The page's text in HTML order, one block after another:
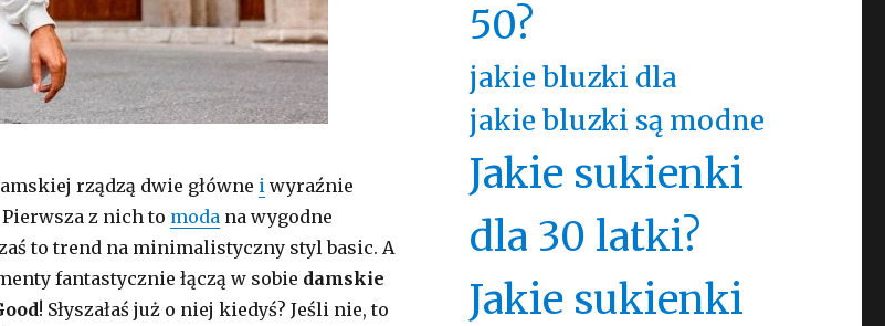
rządzą dwie główne iwyraźnie
z nich to modana wygodne
to trend na minimalistyczny styl basic. A
fantastycznie łączą w sobie damskie
! Słyszałaś już o niej kiedyś? Jeśli nie, to
50?
jakie bluzki dla
jakie bluzki są modne
Jakie sukienki
dla 30 latki?
Jakie sukienki